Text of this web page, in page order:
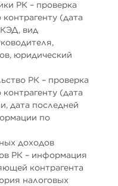
РК – проверка
(дата
вид
юридический
РК – проверка
(дата
дата последней
по
доходов
РК – информация
контрагента
налоговых